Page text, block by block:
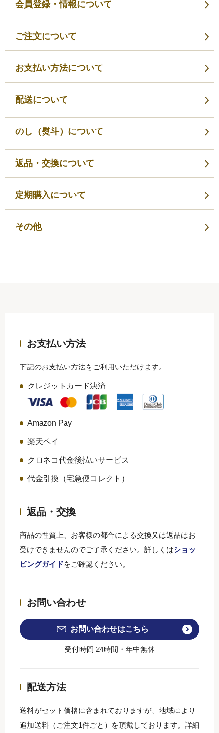
会員登録・情報について
ご注文について
お支払い方法について
配送について
のし（熨斗）について
返品・交換について
定期購入について
その他
お支払い方法
下記のお支払い方法をご利用いただけます。
クレジットカード決済
Amazon Pay
楽天ペイ
クロネコ代金後払いサービス
代金引換（宅急便コレクト）
返品・交換
商品の性質上、お客様の都合による交換又は返品はお
受けできませんのでご了承ください。詳しくはショッ
ピングガイドをご確認ください。
お問い合わせ
お問い合わせはこちら
受付時間 24時間・年中無休
配送方法
送料がセット価格に含まれておりますが、地域により
追加送料（ご注文1件ごと）を頂戴しております。詳細